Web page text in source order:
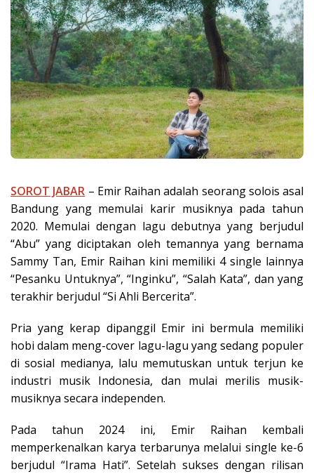
SOROT JABAR – Emir Raihan adalah seorang solois asal
Bandung yang memulai karir musiknya pada tahun
2020. Memulai dengan lagu debutnya yang berjudul
“Abu” yang diciptakan oleh temannya yang bernama
Sammy Tan, Emir Raihan kini memiliki 4 single lainnya
“Pesanku Untuknya”, “Inginku”, “Salah Kata”, dan yang
terakhir berjudul “Si Ahli Bercerita”.
Pria yang kerap dipanggil Emir ini bermula memiliki
hobi dalam meng-cover lagu-lagu yang sedang populer
di sosial medianya, lalu memutuskan untuk terjun ke
industri musik Indonesia, dan mulai merilis musik-
musiknya secara independen.
Pada tahun 2024 ini, Emir Raihan kembali
memperkenalkan karya terbarunya melalui single ke-6
berjudul “Irama Hati”. Setelah sukses dengan rilisan